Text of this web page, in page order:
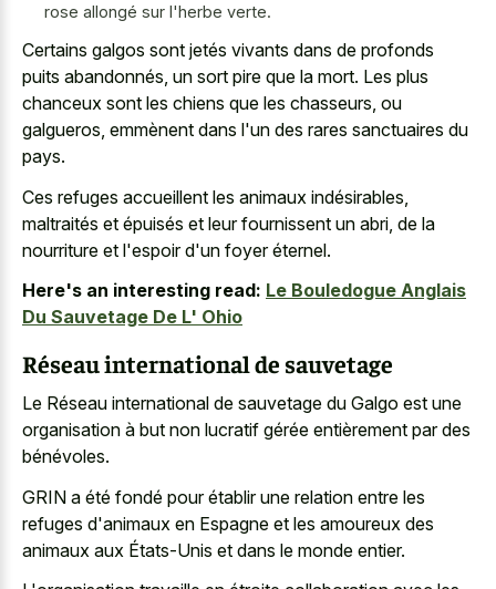
rose allongé sur l'herbe verte.
Certains galgos sont jetés vivants dans de profonds
puits abandonnés, un sort pire que la mort. Les plus
chanceux sont les chiens que les chasseurs, ou
galgueros, emmènent dans l'un des rares sanctuaires du
pays.
Ces refuges accueillent les animaux indésirables,
maltraités et épuisés et leur fournissent un abri, de la
nourriture et l'espoir d'un foyer éternel.
Here's an interesting read: Le Bouledogue Anglais
Du Sauvetage De L' Ohio
Réseau international de sauvetage
Le Réseau international de sauvetage du Galgo est une
organisation à but non lucratif gérée entièrement par des
bénévoles.
GRIN a été fondé pour établir une relation entre les
refuges d'animaux en Espagne et les amoureux des
animaux aux États-Unis et dans le monde entier.